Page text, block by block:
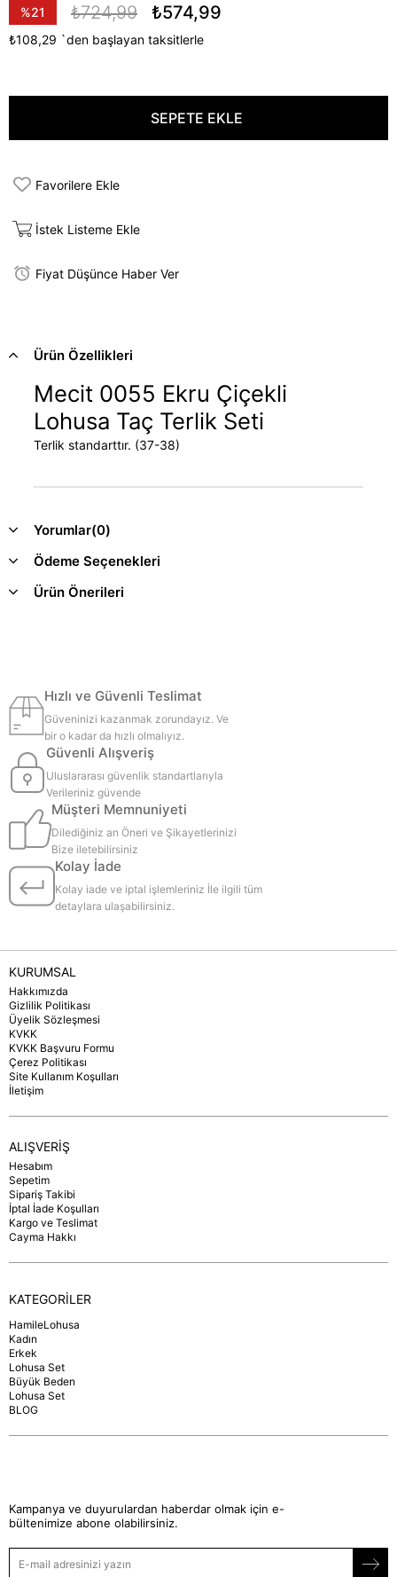
%21
İndirim
₺724,99 ₺574,99
₺108,29 `den başlayan taksitlerle
Favorilere Ekle
İstek Listeme Ekle
Fiyat Düşünce Haber Ver
Ürün Özellikleri
Mecit 0055 Ekru Çiçekli
Lohusa Taç Terlik Seti
Terlik standarttır. (37-38)
Yorumlar(0)
Ödeme Seçenekleri
Ürün Önerileri
Hızlı ve Güvenli Teslimat
Güveninizi kazanmak zorundayız. Ve
bir o kadar da hızlı olmalıyız.
Güvenli Alışveriş
Uluslararası güvenlik standartlarıyla
Verileriniz güvende
Müşteri Memnuniyeti
Dilediğiniz an Öneri ve Şikayetlerinizi
Bize iletebilirsiniz
Kolay İade
Kolay iade ve iptal işlemleriniz İle ilgili tüm
detaylara ulaşabilirsiniz.
KURUMSAL
Hakkımızda
Gizlilik Politikası
Üyelik Sözleşmesi
KVKK
KVKK Başvuru Formu
Çerez Politikası
Site Kullanım Koşulları
İletişim
ALIŞVERİŞ
Hesabım
Sepetim
Sipariş Takibi
İptal İade Koşulları
Kargo ve Teslimat
Cayma Hakkı
KATEGORİLER
HamileLohusa
Kadın
Erkek
Lohusa Set
Büyük Beden
Lohusa Set
BLOG
Kampanya ve duyurulardan haberdar olmak için e-
bültenimize abone olabilirsiniz.